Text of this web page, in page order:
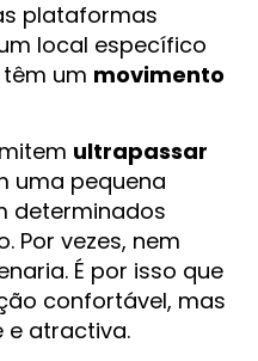
plataformas
local específico
um movimento
ultrapassar
uma pequena
determinados
Por vezes, nem
É por isso que
confortável, mas
e atractiva.